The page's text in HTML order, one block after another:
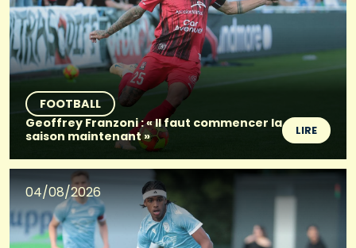
FOOTBALL
Geoffrey Franzoni : « Il faut commencer la
saison maintenant »
LIRE
04/08/2026